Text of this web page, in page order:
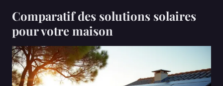
Comparatif des solutions solaires
pour votre maison